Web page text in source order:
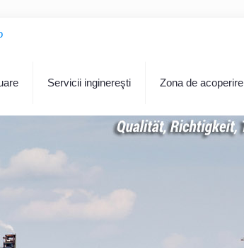
Servicii inginereşti Zona de acoperire